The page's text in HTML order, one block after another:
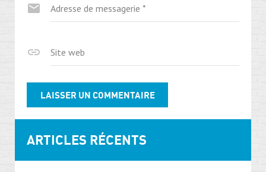
Adresse de messagerie *
Site web
ARTICLES RÉCENTS